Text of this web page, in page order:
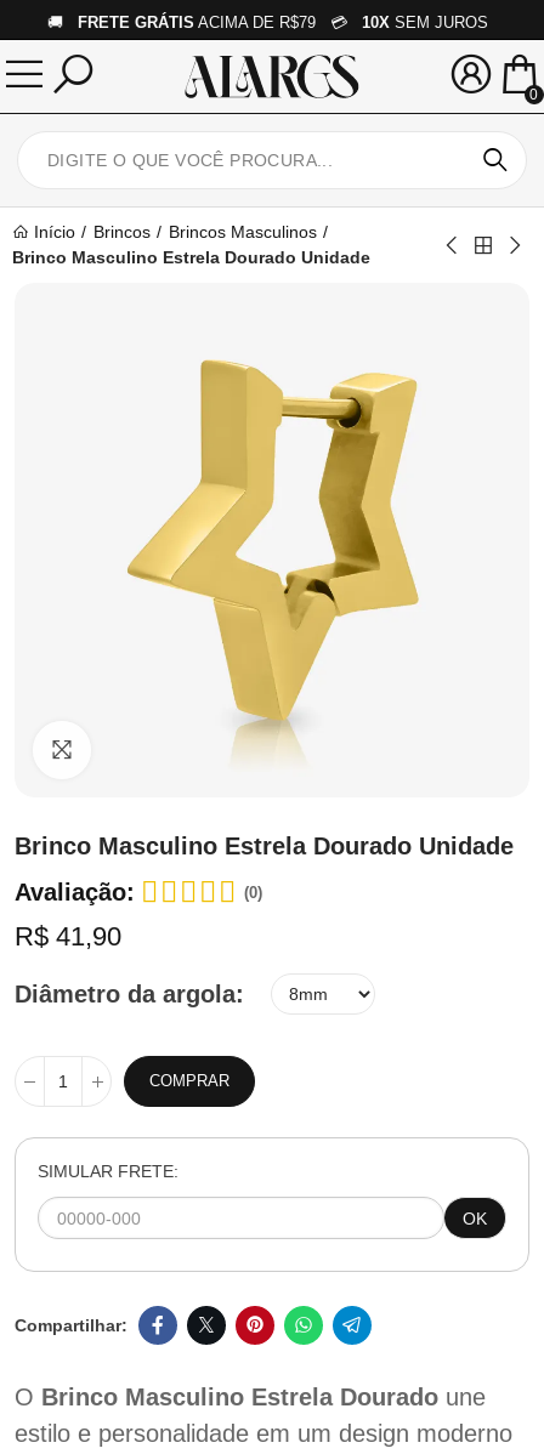
🚚 FRETE GRÁTIS ACIMA DE R$79 💳 10X SEM JUROS
0
Início Brincos
Brincos Masculinos
Brinco Masculino Estrela Dourado Unidade
Clique para ampliar
Brinco Masculino Estrela Dourado Unidade
Avaliação:
(0)
R$ 41,90
Diâmetro da argola
COMPRAR
SIMULAR FRETE:
OK
O Brinco Masculino Estrela Dourado une
estilo e personalidade em um design moderno